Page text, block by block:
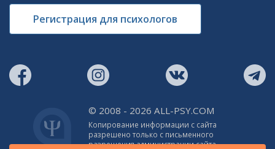
Регистрация для психологов
© 2008 - 2026 ALL-PSY.COM
Копирование информации с сайта
разрешено только с письменного
разрешения администрации сайта.